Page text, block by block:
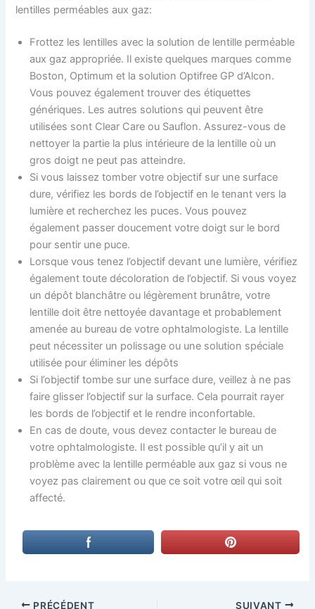
lentilles perméables aux gaz:
Frottez les lentilles avec la solution de lentille perméable
aux gaz appropriée. Il existe quelques marques comme
Boston, Optimum et la solution Optifree GP d’Alcon.
Vous pouvez également trouver des étiquettes
génériques. Les autres solutions qui peuvent être
utilisées sont Clear Care ou Sauflon. Assurez-vous de
nettoyer la partie la plus intérieure de la lentille où un
gros doigt ne peut pas atteindre.
Si vous laissez tomber votre objectif sur une surface
dure, vérifiez les bords de l’objectif en le tenant vers la
lumière et recherchez les puces. Vous pouvez
également passer doucement votre doigt sur le bord
pour sentir une puce.
Lorsque vous tenez l’objectif devant une lumière, vérifiez
également toute décoloration de l’objectif. Si vous voyez
un dépôt blanchâtre ou légèrement brunâtre, votre
lentille doit être nettoyée davantage et probablement
amenée au bureau de votre ophtalmologiste. La lentille
peut nécessiter un polissage ou une solution spéciale
utilisée pour éliminer les dépôts
Si l’objectif tombe sur une surface dure, veillez à ne pas
faire glisser l’objectif sur la surface. Cela pourrait rayer
les bords de l’objectif et le rendre inconfortable.
En cas de doute, vous devez contacter le bureau de
votre ophtalmologiste. Il est possible qu’il y ait un
problème avec la lentille perméable aux gaz si vous ne
voyez pas clairement ou que ce soit votre œil qui soit
affecté.
PRÉCÉDENT SUIVANT